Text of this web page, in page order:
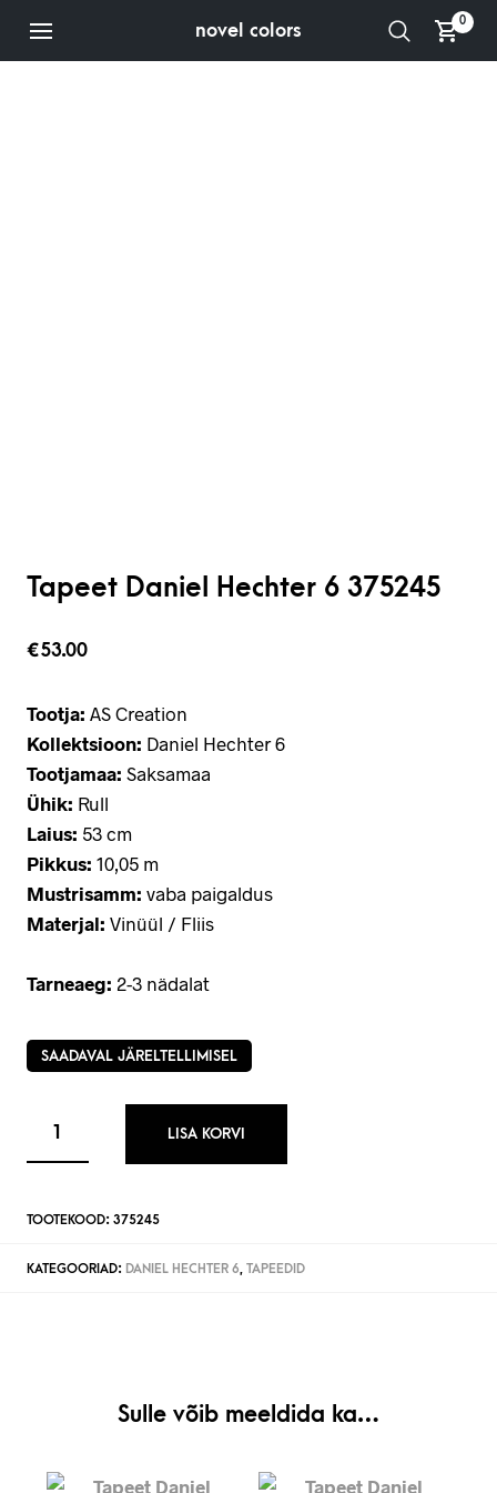
novel colors 0
Tapeet Daniel Hechter 6 375245
€53.00
Tootja: AS Creation
Kollektsioon: Daniel Hechter 6
Tootjamaa: Saksamaa
Ühik: Rull
Laius: 53 cm
Pikkus: 10,05 m
Mustrisamm: vaba paigaldus
Materjal: Vinüül / Fliis
Tarneaeg: 2-3 nädalat
SAADAVAL JÄRELTELLIMISEL
LISA KORVI
TOOTEKOOD: 375245
KATEGOORIAD: DANIEL HECHTER 6, TAPEEDID
Sulle võib meeldida ka…